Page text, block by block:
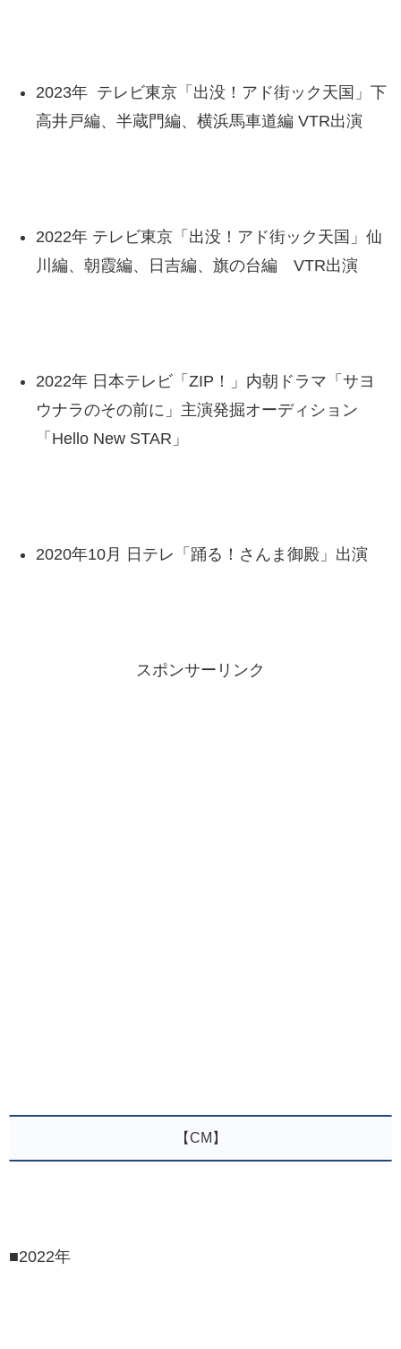
2023年 テレビ東京「出没！アド街ック天国」下
高井戸編、半蔵門編、横浜馬車道編 VTR出演
2022年 テレビ東京「出没！アド街ック天国」仙
川編、朝霞編、日吉編、旗の台編 VTR出演
2022年 日本テレビ「ZIP！」内朝ドラマ「サヨ
ウナラのその前に」主演発掘オーディション
「Hello New STAR」
2020年10月 日テレ「踊る！さんま御殿」出演
スポンサーリンク
【CM】
■2022年